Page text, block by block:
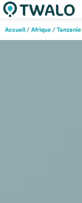
Accueil/ Afrique / Tanzanie